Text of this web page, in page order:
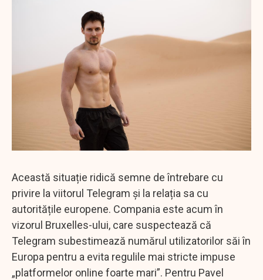
Această situație ridică semne de întrebare cu
privire la viitorul Telegram și la relația sa cu
autoritățile europene. Compania este acum în
vizorul Bruxelles-ului, care suspectează că
Telegram subestimează numărul utilizatorilor săi în
Europa pentru a evita regulile mai stricte impuse
„platformelor online foarte mari”. Pentru Pavel